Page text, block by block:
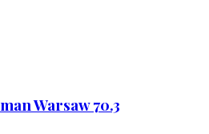
Warsaw 70.3